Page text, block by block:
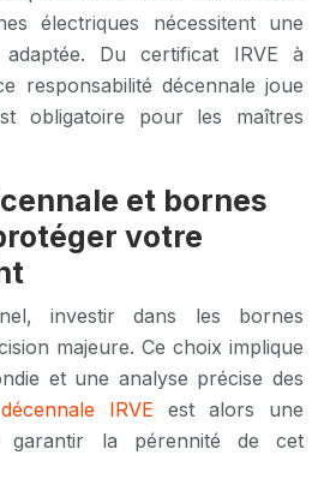
électriques nécessitent une
adaptée. Du certificat IRVE à
responsabilité décennale joue
obligatoire pour les maîtres
et bornes
votre
investir dans les bornes
majeure. Ce choix implique
et une analyse précise des
IRVE est alors une
garantir la pérennité de cet